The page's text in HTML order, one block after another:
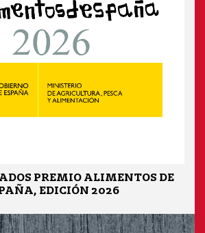
PREMIO ALIMENTOS DE
EDICIÓN 2026